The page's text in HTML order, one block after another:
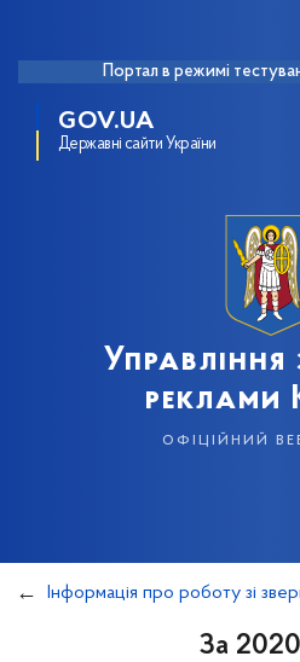
Портал в режимі
GOV.UA
Державні сайти України
Управління
офіційний
За 2020